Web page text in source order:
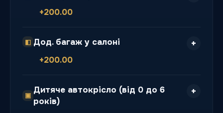
+200.00
◧ Дод. багаж у салоні
+200.00
▣
Дитяче автокрісло (від 0 до 6
років)